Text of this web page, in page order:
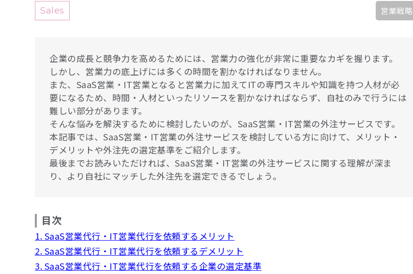
Sales 営業戦略
企業の成長と競争力を高めるためには、営業力の強化が非常に重要なカギを握ります。
しかし、営業力の底上げには多くの時間を割かなければなりません。
また、SaaS営業・IT営業となると営業力に加えてITの専門スキルや知識を持つ人材が必
要になるため、時間・人材といったリソースを割かなければならず、自社のみで行うには
難しい部分があります。
そんな悩みを解決するために検討したいのが、SaaS営業・IT営業の外注サービスです。
本記事では、SaaS営業・IT営業の外注サービスを検討している方に向けて、メリット・
デメリットや外注先の選定基準をご紹介します。
最後までお読みいただければ、SaaS営業・IT営業の外注サービスに関する理解が深ま
り、より自社にマッチした外注先を選定できるでしょう。
目次
1. SaaS営業代行・IT営業代行を依頼するメリット
2. SaaS営業代行・IT営業代行を依頼するデメリット
3. SaaS営業代行・IT営業代行を依頼する企業の選定基準